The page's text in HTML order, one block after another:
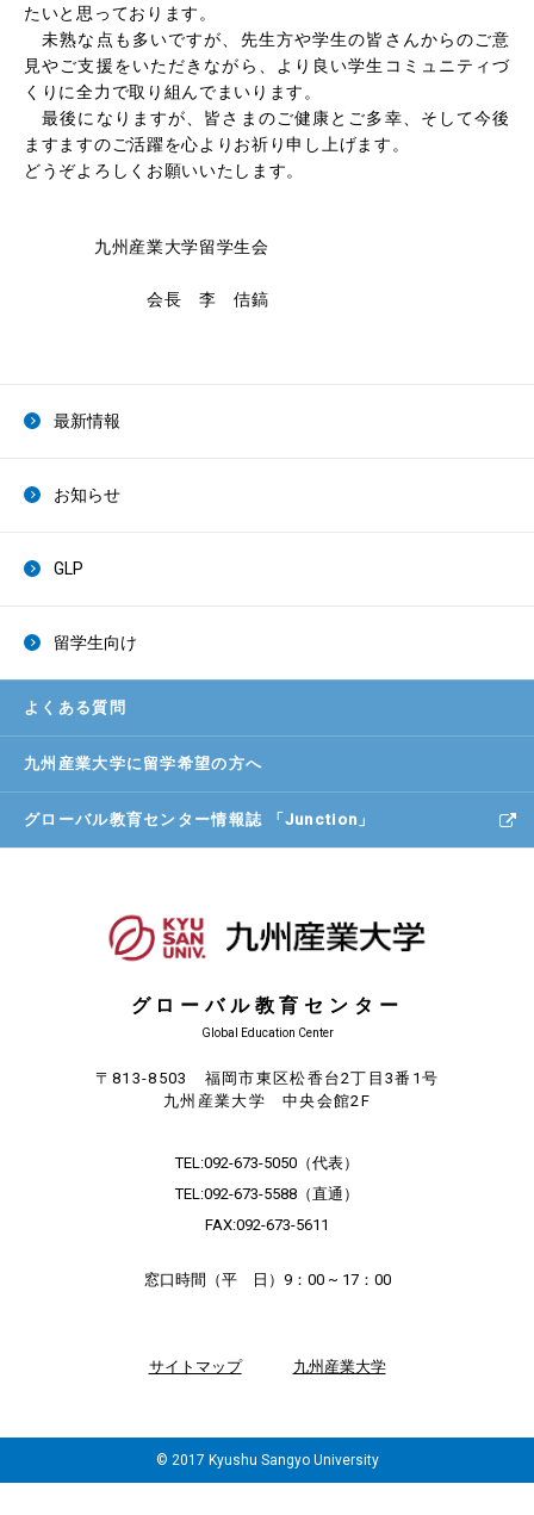
たいと思っております。
未熟な点も多いですが、先生方や学生の皆さんからのご意
見やご支援をいただきながら、より良い学生コミュニティづ
くりに全力で取り組んでまいります。
最後になりますが、皆さまのご健康とご多幸、そして今後
ますますのご活躍を心よりお祈り申し上げます。
どうぞよろしくお願いいたします。
九州産業大学留学生会
会長 李 佶鎬
最新情報
お知らせ
GLP
留学生向け
よくある質問
九州産業大学に 留学希望の方へ
グローバル教育センター情報誌 「Junction」
グローバル教育センター
Global Education Center
〒813-8503 福岡市東区松香台2丁目3番1号
九州産業大学 中央会館2F
TEL:092-673-5050 （代表）
TEL:092-673-5588 （直通）
FAX:092-673-5611
窓口時間（平 日）9：00 ~ 17：00
サイトマップ 九州産業大学
© 2017 Kyushu Sangyo University